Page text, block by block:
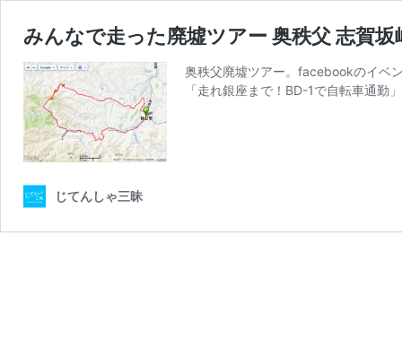
みんなで走った廃墟ツアー 奥秩父 志賀坂
奥秩父廃墟ツアー。facebookのイベ
「走れ銀座まで！BD-1で自転車通
じてんしゃ三昧